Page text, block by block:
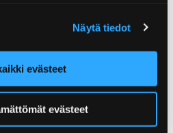
Näytä tiedot
evästeet
evästeet